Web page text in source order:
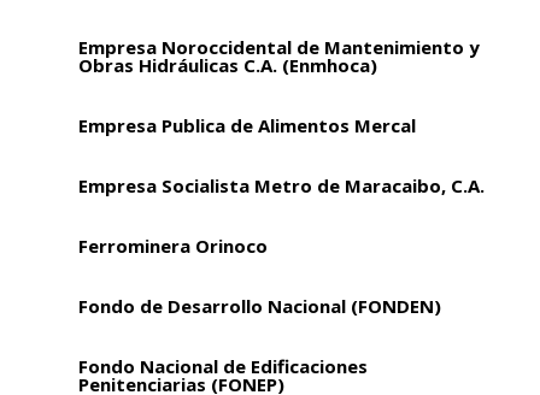
Empresa Noroccidental de Mantenimiento y
Obras Hidráulicas C.A. (Enmhoca)
Empresa Publica de Alimentos Mercal
Empresa Socialista Metro de Maracaibo, C.A.
Ferrominera Orinoco
Fondo de Desarrollo Nacional (FONDEN)
Fondo Nacional de Edificaciones
Penitenciarias (FONEP)